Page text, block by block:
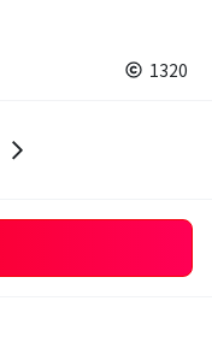
1320